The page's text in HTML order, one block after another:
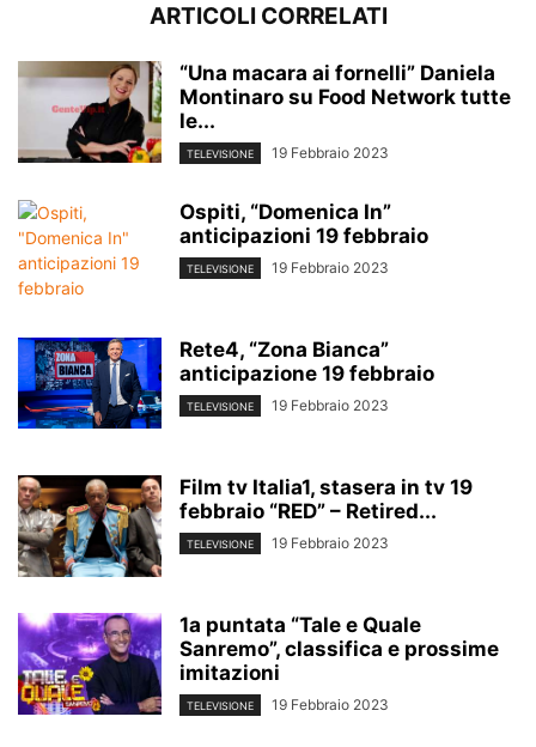
ARTICOLI CORRELATI
“Una macara ai fornelli” Daniela
Montinaro su Food Network tutte
le...
TELEVISIONE 19 Febbraio 2023
Ospiti, “Domenica In”
anticipazioni 19 febbraio
TELEVISIONE 19 Febbraio 2023
Rete4, “Zona Bianca”
anticipazione 19 febbraio
TELEVISIONE 19 Febbraio 2023
Film tv Italia1, stasera in tv 19
febbraio “RED” – Retired...
TELEVISIONE 19 Febbraio 2023
1a puntata “Tale e Quale
Sanremo”, classifica e prossime
imitazioni
TELEVISIONE 19 Febbraio 2023